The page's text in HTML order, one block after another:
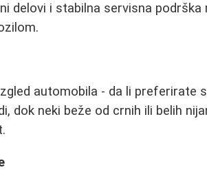
delovi i stabilna servisna podrška
automobila - da li preferirate
dok neki beže od crnih ili belih